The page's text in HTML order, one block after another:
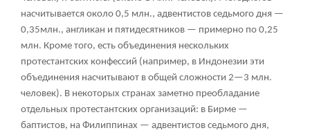
насчитывается около 0,5 млн., адвентистов седьмого дня —
0,35млн., англикан и пятидесятников — примерно по 0,25
млн. Кроме того, есть объединения нескольких
протестантских конфессий (например, в Индонезии эти
объединения насчитывают в общей сложности 2—3 млн.
человек). В некоторых странах заметно преобладание
отдельных протестантских организаций: в Бирме —
баптистов, на Филиппинах — адвентистов седьмого дня,